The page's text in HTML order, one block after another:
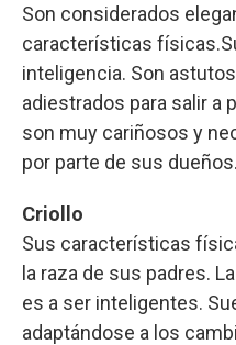
Son considerados
características
inteligencia. Son
adiestrados para salir a
son muy cariñosos y
por parte de sus dueños.
Criollo
Sus características
la raza de sus padres.
es a ser inteligentes.
adaptándose a los